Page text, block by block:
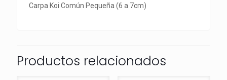
Carpa Koi Común Pequeña (6 a 7cm)
Productos relacionados